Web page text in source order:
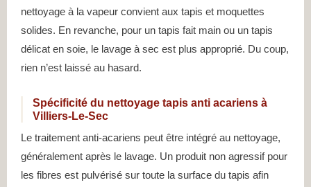
nettoyage à la vapeur convient aux tapis et moquettes
solides. En revanche, pour un tapis fait main ou un tapis
délicat en soie, le lavage à sec est plus approprié. Du coup,
rien n’est laissé au hasard.
Spécificité du nettoyage tapis anti acariens à
Villiers-Le-Sec
Le traitement anti-acariens peut être intégré au nettoyage,
généralement après le lavage. Un produit non agressif pour
les fibres est pulvérisé sur toute la surface du tapis afin